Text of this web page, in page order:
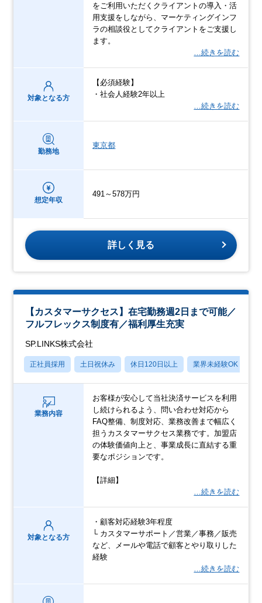
をご利用いただくクライアントの導入・活
用支援をしながら、マーケティングインフ
ラの相談役としてクライアントをご支援し
ます。
…続きを読む
対象となる方
【必須経験】
・社会人経験2年以上
…続きを読む
勤務地
東京都
想定年収
491～578万円
詳しく見る
【カスタマーサクセス】在宅勤務週2日まで可能／
フルフレックス制度有／福利厚生充実
SP.LINKS株式会社
正社員採用 土日祝休み 休日120日以上 業界未経験OK
業務内容
お客様が安心して当社決済サービスを利用
し続けられるよう、問い合わせ対応から
FAQ整備、制度対応、業務改善まで幅広く
担うカスタマーサクセス業務です。加盟店
の体験価値向上と、事業成長に直結する重
要なポジションです。
【詳細】
…続きを読む
対象となる方
・顧客対応経験3年程度
└ カスタマーサポート／営業／事務／販売
など、メールや電話で顧客とやり取りした
経験
…続きを読む